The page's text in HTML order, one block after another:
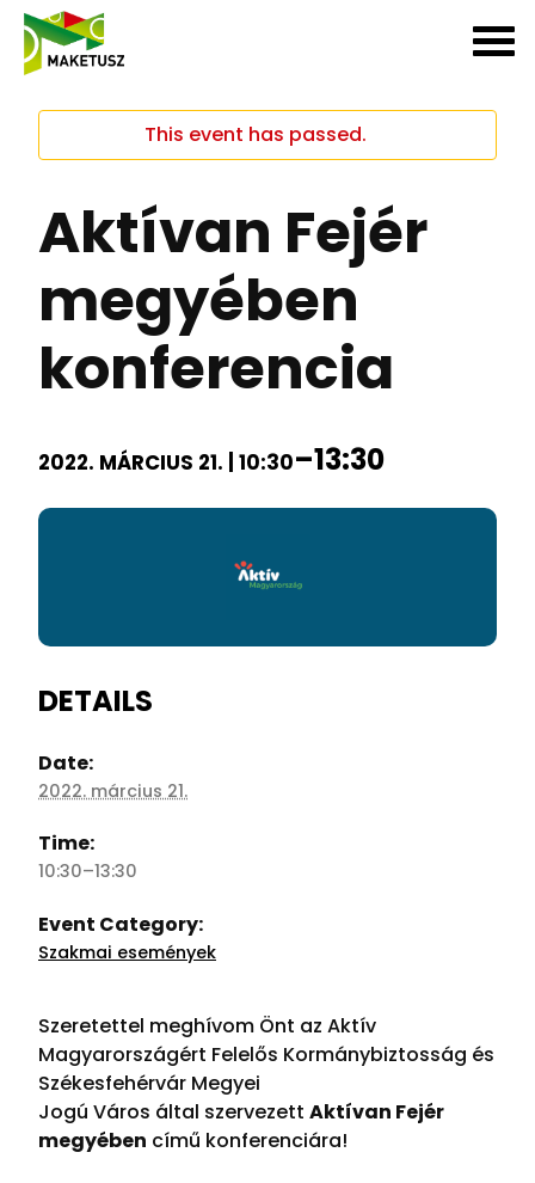
This event has passed.
Aktívan Fejér
megyében
konferencia
2022. MÁRCIUS 21. | 10:30–13:30
DETAILS
Date:
2022. március 21.
Time:
10:30–13:30
Event Category:
Szakmai események
Szeretettel meghívom Önt az Aktív
Magyarországért Felelős Kormánybiztosság és
Székesfehérvár Megyei
Jogú Város által szervezett Aktívan Fejér
megyében című konferenciára!